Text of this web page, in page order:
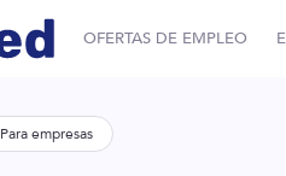
OFERTAS DE EMPLEO
Para empresas